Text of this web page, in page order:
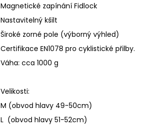
Magnetické zapínání Fidlock
Nastavitelný kšilt
Široké zorné pole (výborný výhled)
Certifikace EN1078 pro cyklistické přilby.
Váha: cca 1000 g
Velikosti:
M (obvod hlavy 49-50cm)
L (obvod hlavy 51-52cm)